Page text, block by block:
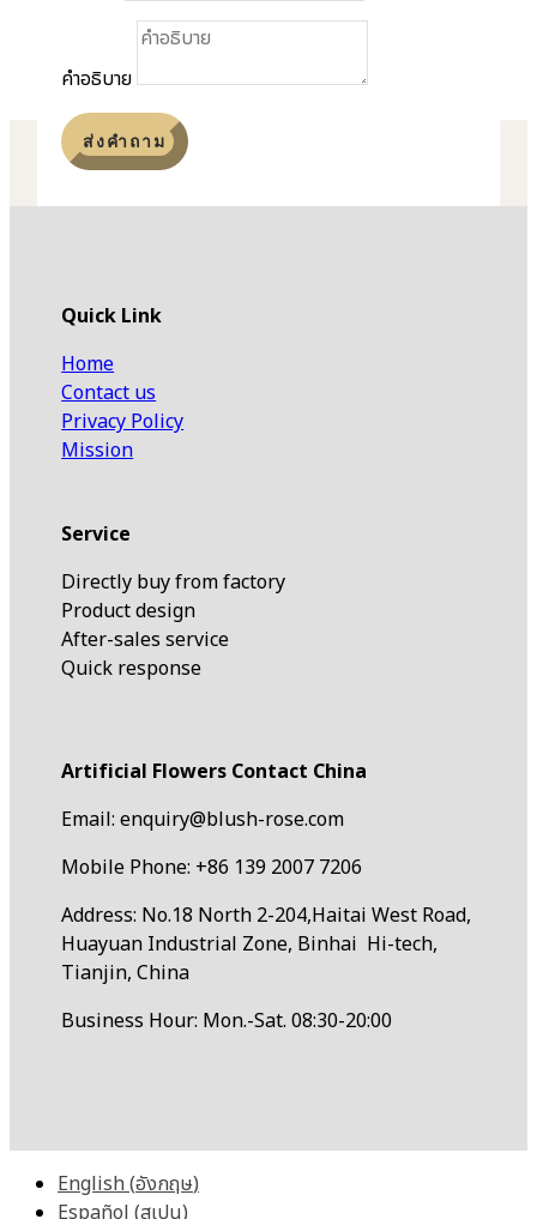
คำอธิบาย
ส่งคำถาม
Quick Link
Home
Contact us
Privacy Policy
Mission
Service
Directly buy from factory
Product design
After-sales service
Quick response
Artificial Flowers Contact China
Email: enquiry@blush-rose.com
Mobile Phone: +86 139 2007 7206
Address: No.18 North 2-204,Haitai West Road,
Huayuan Industrial Zone, Binhai Hi-tech,
Tianjin, China
Business Hour: Mon.-Sat. 08:30-20:00
English(อังกฤษ)
Español (สเปน)